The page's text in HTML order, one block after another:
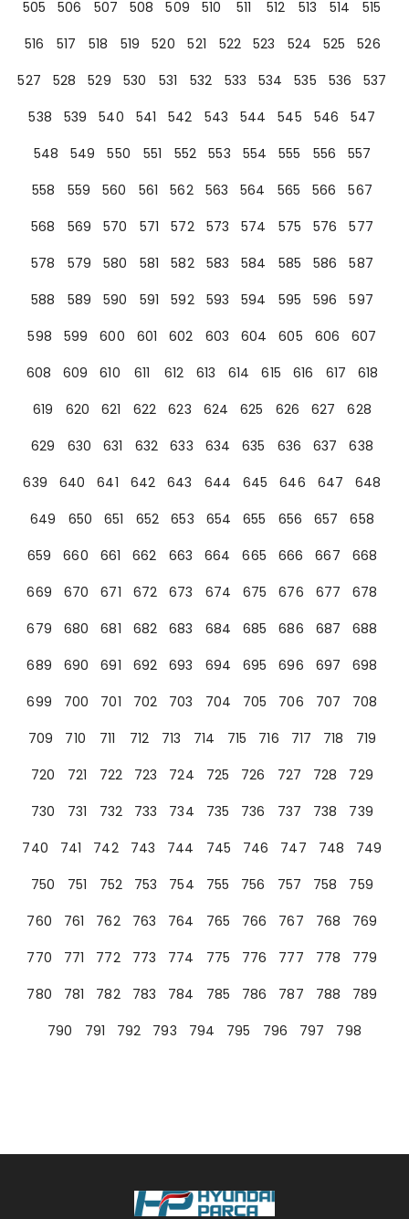
505
506 507 508 509 510 511 512 513 514
515
516
517 518 519 520 521 522 523 524 525
526
527
528 529 530 531 532 533 534 535 536
537
538
539 540 541 542 543 544 545 546
547
548
549 550 551 552 553 554 555 556
557
558
559 560 561 562 563 564 565 566
567
568
569 570 571 572 573 574 575 576
577
578
579 580 581 582 583 584 585 586
587
588
589 590 591 592 593 594 595 596
597
598
599 600 601 602 603 604 605 606
607
608
609 610 611 612 613 614 615 616 617
618
619
620 621 622 623 624 625 626 627
628
629
630 631 632 633 634 635 636 637
638
639
640 641 642 643 644 645 646 647
648
649
650 651 652 653 654 655 656 657
658
659
660 661 662 663 664 665 666 667
668
669
670 671 672 673 674 675 676 677
678
679
680 681 682 683 684 685 686 687
688
689
690 691 692 693 694 695 696 697
698
699
700 701 702 703 704 705 706 707
708
709
710 711 712 713 714 715 716 717 718
719
720
721 722 723 724 725 726 727 728
729
730
731 732 733 734 735 736 737 738
739
740
741 742 743 744 745 746 747 748
749
750
751 752 753 754 755 756 757 758
759
760
761 762 763 764 765 766 767 768
769
770
771 772 773 774 775 776 777 778
779
780
781 782 783 784 785 786 787 788
789
790
791 792 793 794 795 796 797 798